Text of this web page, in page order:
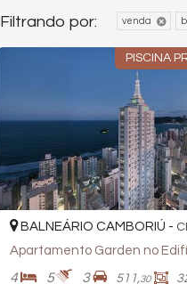
Filtrando por: venda
PISCINA
BALNEÁRIO CAMBORIÚ -
4 5 3 511,30